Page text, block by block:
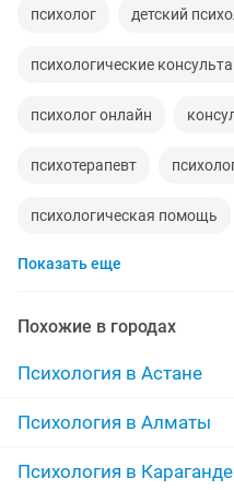
психолог детский
психологические
психолог онлайн
психотерапевт
психологическая помощь
консультант
работа психолога друг
личны практики
работа с личны
Показать еще
Похожие в городах
Психология в Астане
Психология в Алматы
Психология в Караганде